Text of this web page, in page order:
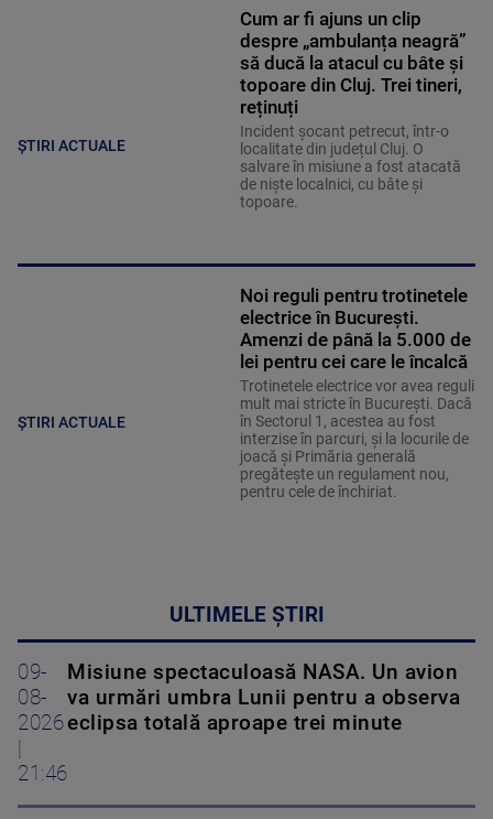
ȘTIRI ACTUALE
Cum ar fi ajuns un clip
despre „ambulanța neagră”
să ducă la atacul cu bâte și
topoare din Cluj. Trei tineri,
reținuți
Incident șocant petrecut, într-o
localitate din județul Cluj. O
salvare în misiune a fost atacată
de niște localnici, cu bâte și
topoare.
ȘTIRI ACTUALE
Noi reguli pentru trotinetele
electrice în București.
Amenzi de până la 5.000 de
lei pentru cei care le încalcă
Trotinetele electrice vor avea reguli
mult mai stricte în București. Dacă
în Sectorul 1, acestea au fost
interzise în parcuri, și la locurile de
joacă și Primăria generală
pregătește un regulament nou,
pentru cele de închiriat.
ULTIMELE ȘTIRI
09-
08-
2026
|
21:46
Misiune spectaculoasă NASA. Un avion
va urmări umbra Lunii pentru a observa
eclipsa totală aproape trei minute